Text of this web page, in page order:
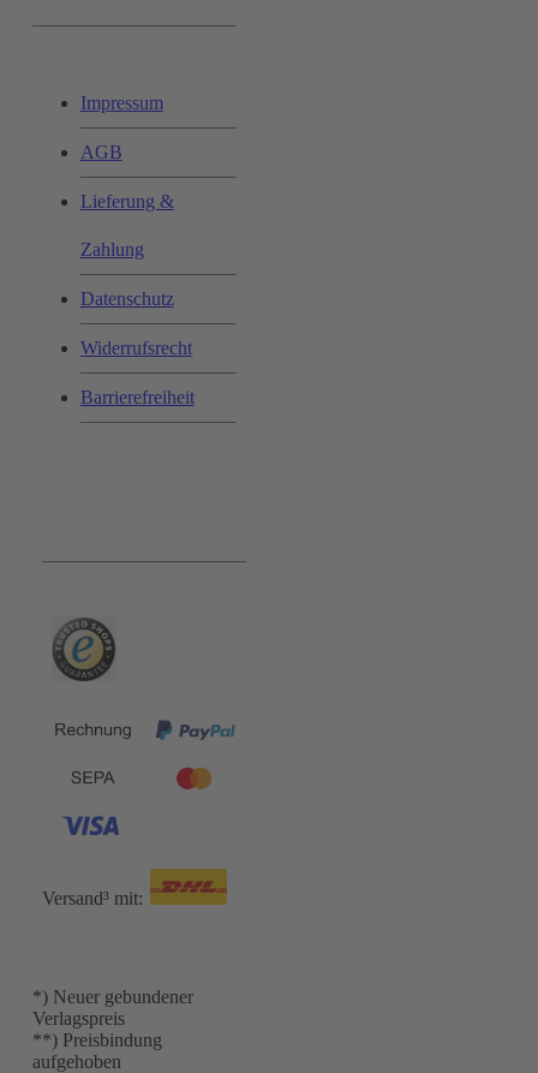
Impressum
AGB
Lieferung &
Zahlung
Datenschutz
Widerrufsrecht
Barrierefreiheit
Versand³ mit:
*) Neuer gebundener
Verlagspreis
**) Preisbindung
aufgehoben